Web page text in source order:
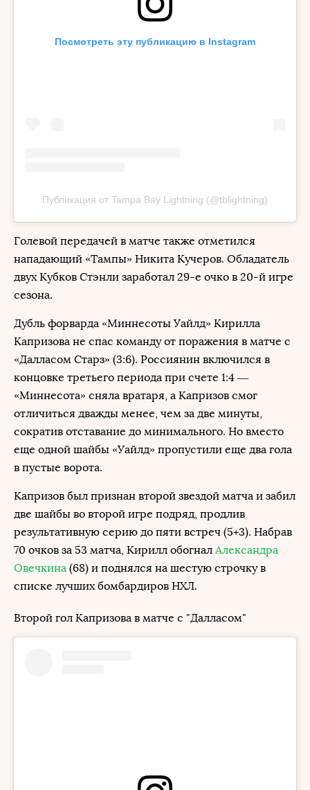
Посмотреть эту публикацию в Instagram
Публикация от Tampa Bay Lightning (@tblightning)
Голевой передачей в матче также отметился
нападающий «Тампы» Никита Кучеров. Обладатель
двух Кубков Стэнли заработал 29-е очко в 20-й игре
сезона.
Дубль форварда «Миннесоты Уайлд» Кирилла
Капризова не спас команду от поражения в матче с
«Далласом Старз» (3:6). Россиянин включился в
концовке третьего периода при счете 1:4 —
«Миннесота» сняла вратаря, а Капризов смог
отличиться дважды менее, чем за две минуты,
сократив отставание до минимального. Но вместо
еще одной шайбы «Уайлд» пропустили еще два гола
в пустые ворота.
Капризов был признан второй звездой матча и забил
две шайбы во второй игре подряд, продлив
результативную серию до пяти встреч (5+3). Набрав
70 очков за 53 матча, Кирилл обогнал Александра
Овечкина (68) и поднялся на шестую строчку в
списке лучших бомбардиров НХЛ.
Второй гол Капризова в матче с "Далласом"